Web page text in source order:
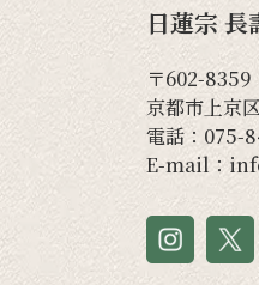
日蓮宗 長
〒602-8359
京都市上京
電話： 075-
E-mail：